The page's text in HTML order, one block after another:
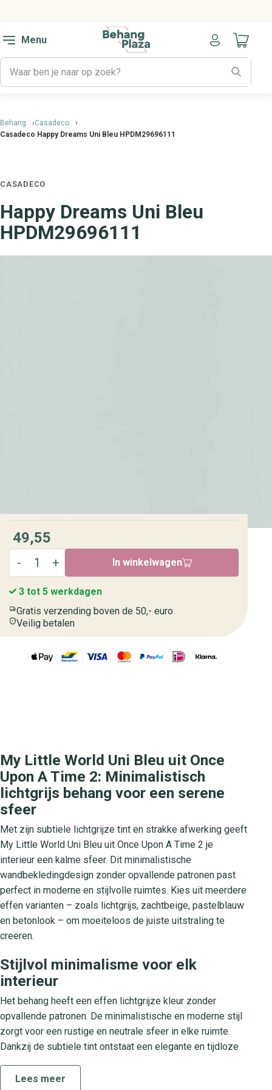
Menu
Naar
Behang
Casadeco
Casadeco Happy Dreams Uni Bleu HPDM29696111
CASADECO
Happy Dreams Uni Bleu
HPDM29696111
49,55
In winkelwagen
3 tot 5 werkdagen
Gratis verzending boven de 50,- euro
Veilig betalen
My Little World Uni Bleu uit Once
Upon A Time 2: Minimalistisch
lichtgrijs behang voor een serene
sfeer
Met zijn subtiele lichtgrijze tint en strakke afwerking geeft
My Little World Uni Bleu uit Once Upon A Time 2 je
interieur een kalme sfeer. Dit minimalistische
wandbekledingdesign zonder opvallende patronen past
perfect in moderne en stijlvolle ruimtes. Kies uit meerdere
effen varianten – zoals lichtgrijs, zachtbeige, pastelblauw
en betonlook – om moeiteloos de juiste uitstraling te
creëren.
Stijlvol minimalisme voor elk
interieur
Het behang heeft een effen lichtgrijze kleur zonder
opvallende patronen. De minimalistische en moderne stijl
zorgt voor een rustige en neutrale sfeer in elke ruimte.
Dankzij de subtiele tint ontstaat een elegante en tijdloze
interieurstijlen – van scandinavisch tot industrieel design.
Lees meer